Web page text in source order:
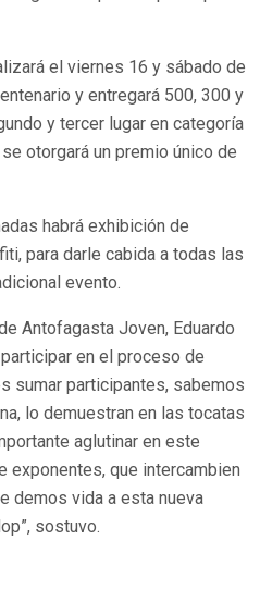
el viernes 16 y sábado de
y entregará 500, 300 y
y tercer lugar en categoría
otorgará un premio único de
habrá exhibición de
para darle cabida a todas las
evento.
Antofagasta Joven, Eduardo
en el proceso de
sumar participantes, sabemos
lo demuestran en las tocatas
aglutinar en este
exponentes, que intercambien
demos vida a esta nueva
sostuvo.